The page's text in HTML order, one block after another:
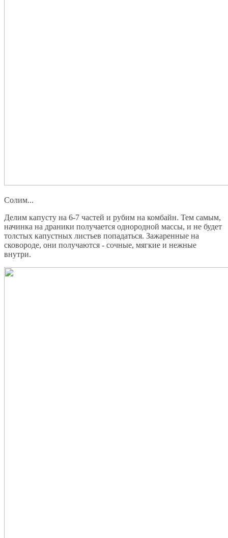
Солим...
Делим капусту на 6-7 частей и рубим на комбайн. Тем самым,
начинка на драники получается однородной массы, и не будет
толстых капустных листьев попадаться. Зажаренные на
сковороде, они получаются - сочные, мягкие и нежные
внутри.